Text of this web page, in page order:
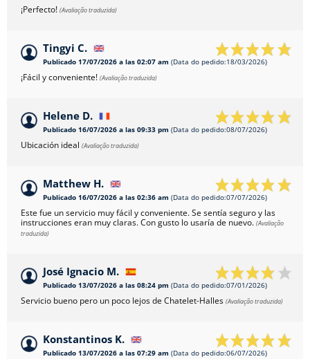
¡Perfecto! (Avaliação traduzida)
Tingyi C.
Publicado 17/07/2026 a las 02:07 am (Data do pedido:18/03/2026)
¡Fácil y conveniente! (Avaliação traduzida)
Helene D.
Publicado 16/07/2026 a las 09:33 pm (Data do pedido:08/07/2026)
Ubicación ideal (Avaliação traduzida)
Matthew H.
Publicado 16/07/2026 a las 02:36 am (Data do pedido:07/07/2026)
Este fue un servicio muy fácil y conveniente. Se sentía seguro y las
instrucciones eran muy claras. Con gusto lo usaría de nuevo. (Avaliação
traduzida)
José Ignacio M.
Publicado 13/07/2026 a las 08:24 pm (Data do pedido:07/01/2026)
Servicio bueno pero un poco lejos de Chatelet-Halles (Avaliação traduzida)
Konstantinos K.
Publicado 13/07/2026 a las 07:29 am (Data do pedido:06/07/2026)